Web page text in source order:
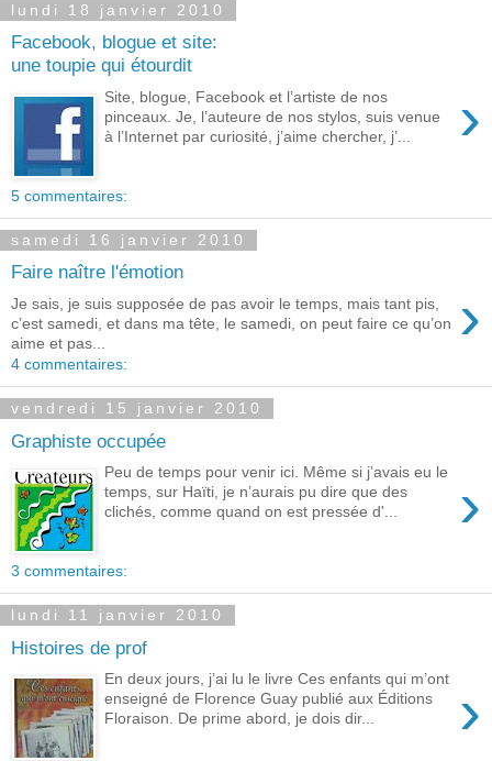
lundi 18 janvier 2010
Facebook, blogue et site:
une toupie qui étourdit
›
Site, blogue, Facebook et l’artiste de nos
pinceaux. Je, l’auteure de nos stylos, suis venue
à l’Internet par curiosité, j’aime chercher, j’...
5 commentaires:
samedi 16 janvier 2010
Faire naître l'émotion
›
Je sais, je suis supposée de pas avoir le temps, mais tant pis,
c’est samedi, et dans ma tête, le samedi, on peut faire ce qu’on
aime et pas...
4 commentaires:
vendredi 15 janvier 2010
Graphiste occupée
›
Peu de temps pour venir ici. Même si j’avais eu le
temps, sur Haïti, je n’aurais pu dire que des
clichés, comme quand on est pressée d'...
3 commentaires:
lundi 11 janvier 2010
Histoires de prof
›
En deux jours, j’ai lu le livre Ces enfants qui m’ont
enseigné de Florence Guay publié aux Éditions
Floraison. De prime abord, je dois dir...